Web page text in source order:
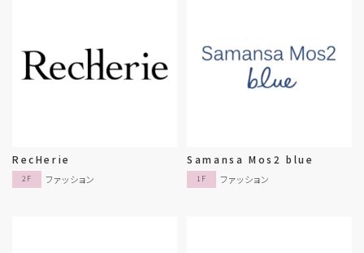
RecHerie
2F ファッション
Samansa Mos2 blue
1F ファッション